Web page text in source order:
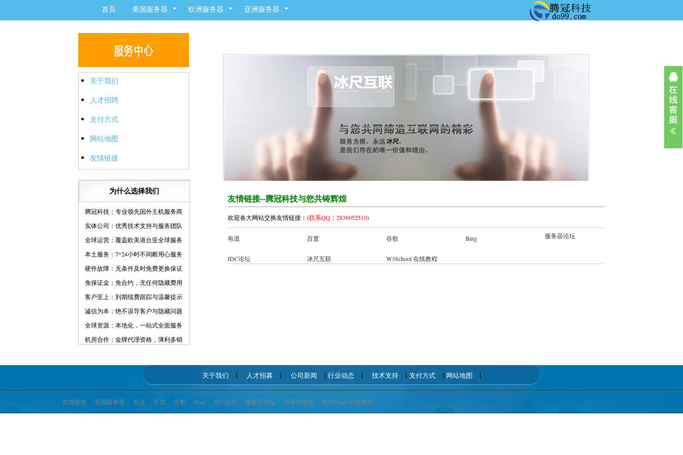
首页 美国服务器 欧洲服务器 亚洲服务器
关于我们
人才招聘
支付方式
网站地图
友情链接
为什么选择我们
腾冠科技：专业领先国外主机服务商
实体公司：优秀技术支持与服务团队
全球运营：覆盖欧美港台亚全球服务
本土服务：7*24小时不间断用心服务
硬件故障：无条件及时免费更换保证
免保证金：免合约，无任何隐藏费用
客户至上：到期续费跟踪与温馨提示
诚信为本：绝不误导客户与隐藏问题
全球资源：本地化，一站式全面服务
机房合作：金牌代理资格，薄利多销
友情链接--腾冠科技与您共铸辉煌
欢迎各大网站交换友情链接：(联系QQ：2836052510)
有道 百度 谷歌 Bing
IDC论坛
服务器论坛
冰尺互联 W3School 在线教程
关于我们 | 人才招募 | 公司新闻 | 行业动态| 技术支持| 支付方式| 网站地图 |
友情链接 美国服务器 有道 百度 谷歌 Bing IDC论坛 服务器论坛 鸟哥私房菜 W3School 在线教程